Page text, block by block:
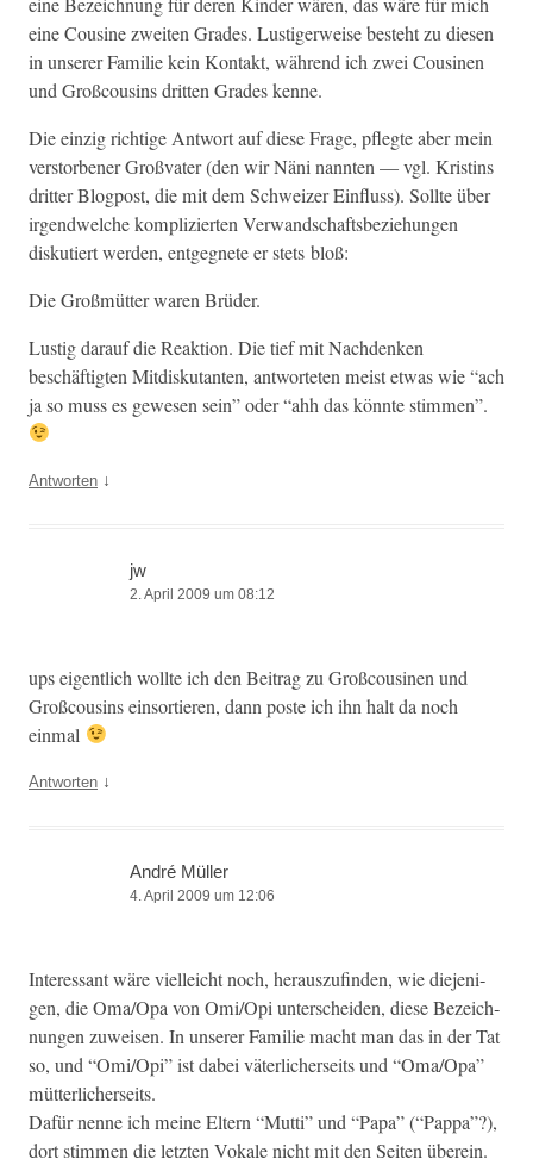
eine Cou­sine zweit­en Grades. Lustiger­weise beste­ht zu diesen
in unser­er Fam­i­lie kein Kon­takt, während ich zwei Cousi­nen
und Groß­cousins drit­ten Grades kenne.
Die einzig richtige Antwort auf diese Frage, pflegte aber mein
ver­stor­ben­er Groß­vater (den wir Näni nan­nten — vgl. Kristins
drit­ter Blog­post, die mit dem Schweiz­er Ein­fluss). Sollte über
irgendwelche kom­plizierten Ver­wand­schafts­beziehun­gen
disku­tiert wer­den, ent­geg­nete er stets bloß:
Die Großmüt­ter waren Brüder.
Lustig darauf die Reak­tion. Die tief mit Nach­denken
beschäftigten Mit­disku­tan­ten, antworteten meist etwas wie “ach
ja so muss es gewe­sen sein” oder “ahh das kön­nte stimmen”.
Antworten ↓
jw
2. April 2009 um 08:12
ups eigentlich wollte ich den Beitrag zu Groß­cousi­nen und
Groß­cousins ein­sortieren, dann poste ich ihn halt da noch
einmal
Antworten ↓
André Müller
4. April 2009 um 12:06
Inter­es­sant wäre vielle­icht noch, her­auszufind­en, wie diejeni­
gen, die Oma/Opa von Omi/Opi unter­schei­den, diese Beze­ich­
nun­gen zuweisen. In unser­er Fam­i­lie macht man das in der Tat
so, und “Omi/Opi” ist dabei väter­lich­er­seits und “Oma/Opa”
mütterlicherseits.
Dafür nenne ich meine Eltern “Mut­ti” und “Papa” (“Pap­pa”?),
dort stim­men die let­zten Vokale nicht mit den Seit­en überein.